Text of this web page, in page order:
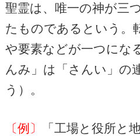
聖霊は、唯一の神が三
たものであるという。
や要素などが一つにな
んみ」は「さんい」の
う）。
〔例〕 「工場と役所と